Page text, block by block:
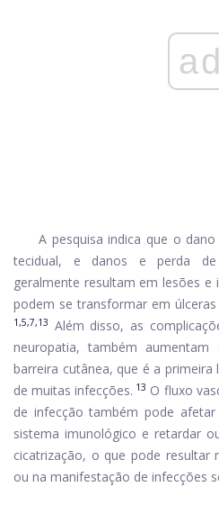
ad
A pesquisa indica que o
tecidual, e danos e perda de
geralmente resultam em lesões e
podem se transformar em
1,5,7,13 Além disso, as
neuropatia, também aumentam
barreira cutânea, que é a primeira
de muitas infecções. 13 O fluxo
de infecção também pode
sistema imunológico e retardar
cicatrização, o que pode resultar
ou na manifestação de infecções